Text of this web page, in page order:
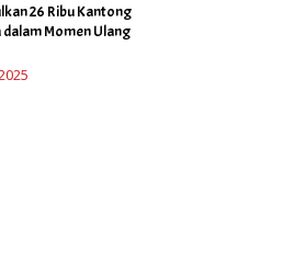
26 Ribu Kantong
Momen Ulang